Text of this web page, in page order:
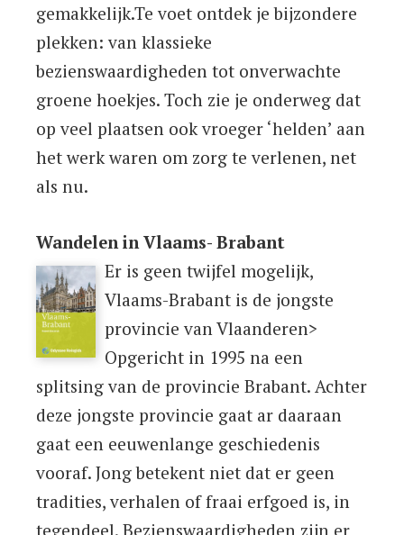
gemakkelijk.Te voet ontdek je bijzondere
plekken: van klassieke
bezienswaardigheden tot onverwachte
groene hoekjes. Toch zie je onderweg dat
op veel plaatsen ook vroeger ‘helden’ aan
het werk waren om zorg te verlenen, net
als nu.
Wandelen in Vlaams- Brabant
Er is geen twijfel mogelijk,
Vlaams-Brabant is de jongste
provincie van Vlaanderen>
Opgericht in 1995 na een
splitsing van de provincie Brabant. Achter
deze jongste provincie gaat ar daaraan
gaat een eeuwenlange geschiedenis
vooraf. Jong betekent niet dat er geen
tradities, verhalen of fraai erfgoed is, in
tegendeel. Bezienswaardigheden zijn er